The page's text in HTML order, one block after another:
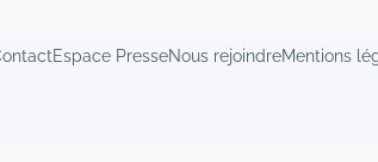
Espace PresseNous rejoindreMentions